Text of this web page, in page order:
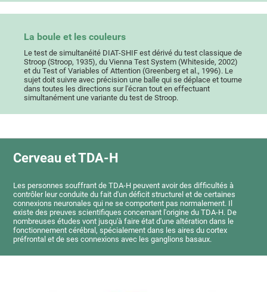
La boule et les couleurs
Le test de simultanéité DIAT-SHIF est dérivé du test classique de
Stroop (Stroop, 1935), du Vienna Test System (Whiteside, 2002)
et du Test of Variables of Attention (Greenberg et al., 1996). Le
sujet doit suivre avec précision une balle qui se déplace et tourne
dans toutes les directions sur l'écran tout en effectuant
simultanément une variante du test de Stroop.
Cerveau et TDA-H
Les personnes souffrant de TDA-H peuvent avoir des difficultés à
contrôler leur conduite du fait d'un déficit structurel et de certaines
connexions neuronales qui ne se comportent pas normalement. Il
existe des preuves scientifiques concernant l'origine du TDA-H. De
nombreuses études vont jusqu'à faire état d'une altération dans le
fonctionnement cérébral, spécialement dans les aires du cortex
préfrontal et de ses connexions avec les ganglions basaux.